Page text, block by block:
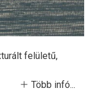
felületű,
Több infó...